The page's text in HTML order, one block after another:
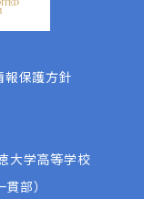
報保護方針
大学高等学校
部）